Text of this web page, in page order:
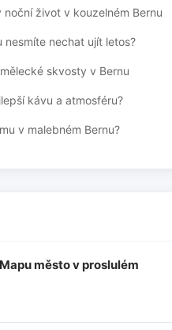
život v kouzelném Bernu
nechat ujít letos?
skvosty v Bernu
kávu a atmosféru?
v malebném Bernu?
město v proslulém